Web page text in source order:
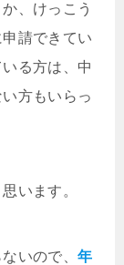
、けっこう
請できてい
る方は、中
方もいらっ
います。
いので、年